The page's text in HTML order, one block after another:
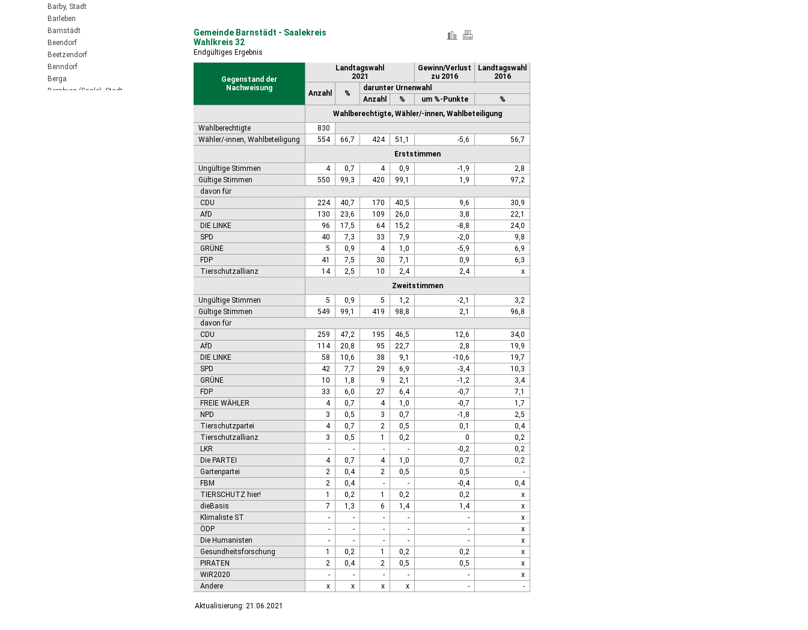
Barby, Stadt
Barleben
Barnstädt
Beendorf
Beetzendorf
Benndorf
Berga
Bernburg (Saale), Stadt
Gemeinde Barnstädt - Saalekreis
Wahlkreis 32
Endgültiges Ergebnis
Gegenstand der
Nachweisung
Landtagswahl
2021
Gewinn/Verlust
zu 2016
Landtagswahl
2016
Anzahl
%
darunter Urnenwahl
Anzahl
% um %-Punkte
%
Wahlberechtigte, Wähler/-innen, Wahlbeteiligung
Wahlberechtigte
830
Wähler/-innen, Wahlbeteiligung
554 66,7 424 51,1 -5,6
56,7
Erststimmen
Ungültige Stimmen
4 0,7 4 0,9 -1,9
2,8
Gültige Stimmen
550 99,3 420 99,1 1,9
97,2
davon für
CDU
224 40,7 170 40,5 9,6
30,9
AfD
130 23,6 109 26,0 3,8
22,1
DIE LINKE
96 17,5 64 15,2 -8,8
24,0
SPD
40 7,3 33 7,9 -2,0
9,8
GRÜNE
5 0,9 4 1,0 -5,9
6,9
FDP
41 7,5 30 7,1 0,9
6,3
Tierschutzallianz
14 2,5 10 2,4 2,4
x
Zweitstimmen
Ungültige Stimmen
5 0,9 5 1,2 -2,1
3,2
Gültige Stimmen
549 99,1 419 98,8 2,1
96,8
davon für
CDU
259 47,2 195 46,5 12,6
34,0
AfD
114 20,8 95 22,7 2,8
19,9
DIE LINKE
58 10,6 38 9,1 -10,6
19,7
SPD
42 7,7 29 6,9 -3,4
10,3
GRÜNE
10 1,8 9 2,1 -1,2
3,4
FDP
33 6,0 27 6,4 -0,7
7,1
FREIE WÄHLER
4 0,7 4 1,0 -0,7
1,7
NPD
3 0,5 3 0,7 -1,8
2,5
Tierschutzpartei
4 0,7 2 0,5 0,1
0,4
Tierschutzallianz
3 0,5 1 0,2 0
0,2
LKR
- - - - -0,2
0,2
Die PARTEI
4 0,7 4 1,0 0,7
0,2
Gartenpartei
2 0,4 2 0,5 0,5
-
FBM
2 0,4 - - -0,4
0,4
TIERSCHUTZ hier!
1 0,2 1 0,2 0,2
x
dieBasis
7 1,3 6 1,4 1,4
x
Klimaliste ST
- - - - -
x
ÖDP
- - - - -
x
Die Humanisten
- - - - -
x
Gesundheitsforschung
1 0,2 1 0,2 0,2
x
PIRATEN
2 0,4 2 0,5 0,5
x
WiR2020
- - - - -
x
Andere
x x x x - -
Aktualisierung: 21.06.2021